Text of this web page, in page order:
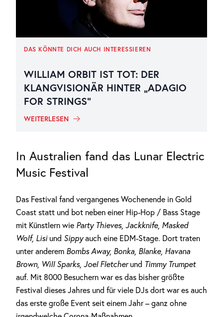
DAS KÖNNTE DICH AUCH INTERESSIEREN
WILLIAM ORBIT IST TOT: DER
KLANGVISIONÄR HINTER „ADAGIO
FOR STRINGS“
WEITERLESEN
In Australien fand das Lunar Electric
Music Festival
Das Festival fand vergangenes Wochenende in Gold
Coast statt und bot neben einer Hip-Hop / Bass Stage
mit Künstlern wie Party Thieves, Jackknife, Masked
Wolf, Lisiund Sippyauch eine EDM-Stage. Dort traten
unter anderem Bombs Away, Bonka, Blanke, Havana
Brown, Will Sparks, Joel Fletcherund Timmy Trumpet
auf. Mit 8000 Besuchern war es das bisher größte
Festival dieses Jahres und für viele DJs dort war es auch
das erste große Event seit einem Jahr – ganz ohne